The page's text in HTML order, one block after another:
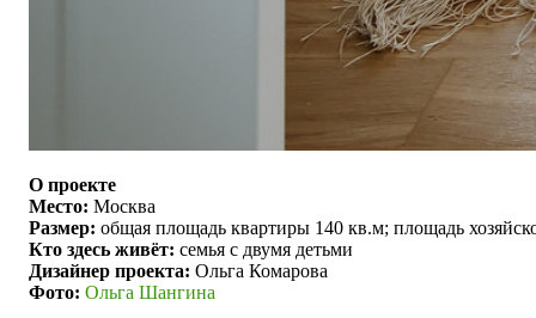
О проекте
Место: Москва
Размер: общая площадь квартиры 140 кв.м; площадь
Кто здесь живёт: семья с двумя детьми
Дизайнер проекта: Ольга Комарова
Фото: Ольга Шангина